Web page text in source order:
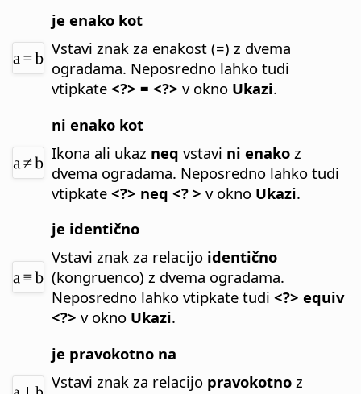
je enako kot
Vstavi znak za enakost (=) z dvema
ogradama. Neposredno lahko tudi
vtipkate<?> = <?> v okno Ukazi.
ni enako kot
Ikona ali ukaz neq vstavi ni enako z
dvema ogradama. Neposredno lahko tudi
vtipkate<?> neq <? > v okno Ukazi.
je identično
Vstavi znak za relacijo identično
(kongruenco) z dvema ogradama.
Neposredno lahko vtipkate tudi<?> equiv
<?> v okno Ukazi.
je pravokotno na
Vstavi znak za relacijo pravokotno z